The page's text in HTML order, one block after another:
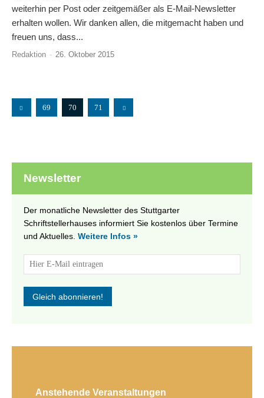
weiterhin per Post oder zeitgemäßer als E-Mail-Newsletter
erhalten wollen. Wir danken allen, die mitgemacht haben und
freuen uns, dass...
Redaktion - 26. Oktober 2015
69 70 71
Newsletter
Der monatliche Newsletter des Stuttgarter
Schriftstellerhauses informiert Sie kostenlos über Termine
und Aktuelles. Weitere Infos »
Anstehende Veranstaltungen